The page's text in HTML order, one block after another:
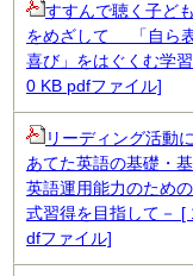
すすんで聴く子ど
をめざして 「自ら
喜び」をはぐくむ学
0 KB pdfファイル]
リーディング活動
あてた英語の基礎・
英語運用能力のため
式習得を目指して－ [
dfファイル]